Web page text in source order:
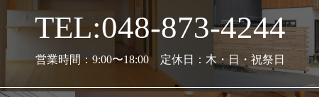
TEL:048-873-4244
営業時間：9:00〜18:00 定休日：木・日・祝祭日